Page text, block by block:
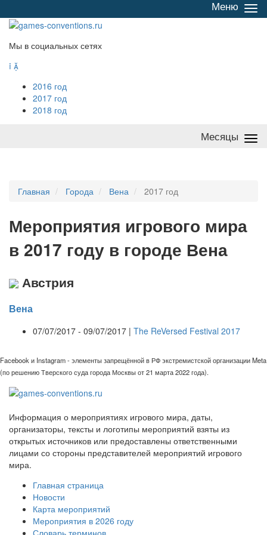
/
Меню
Мы в социальных сетях
 
2016 год
2017 год
2018 год
Месяцы
Главная Города Вена 2017 год
Мероприятия игрового мира
в 2017 году в городе Вена
Австрия
Вена
07/07/2017 - 09/07/2017 | The ReVersed Festival 2017
Facebook и Instagram - элементы запрещённой в РФ экстремистской организации Meta
(по решению Тверского суда города Москвы от 21 марта 2022 года).
Информация о мероприятиях игрового мира, даты,
организаторы, тексты и логотипы мероприятий взяты из
открытых источников или предоставлены ответственными
лицами со стороны представителей мероприятий игрового
мира.
Главная страница
Новости
Карта мероприятий
Мероприятия в 2026 году